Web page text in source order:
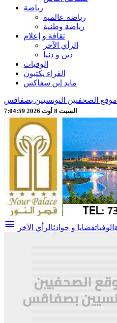
رياضة
رياضة عالمية
رياضة وطنية
ثقافة و إعلام
الرأي الآخر
دين و دنيا
الوفيات
القراء يكتبون
مايد إين سفاكس
موقع الصحفيين التونسيين بصفاقس
السبت 8 أوت 2026 7:05:01
menu الوفياتقضايا و حوادثالرأي الآخر